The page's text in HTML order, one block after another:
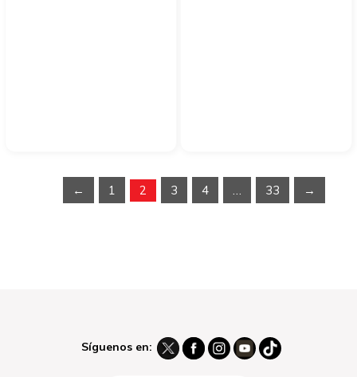
← 1 2 3 4 … 33 →
Síguenos en: